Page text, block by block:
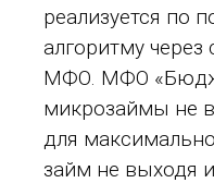
реализуется по
алгоритму
МФО. МФО
микрозаймы не
для
займ не выходя